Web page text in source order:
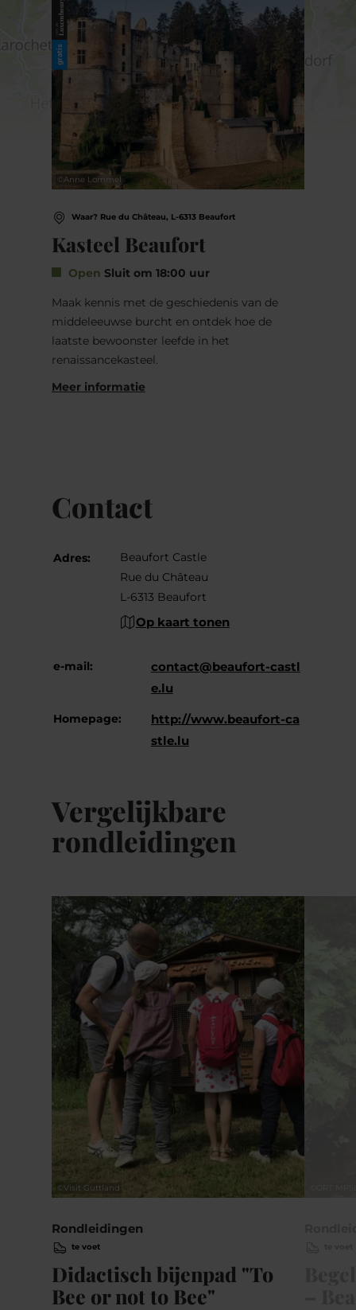
© Anne Lommel
gratis
met deLuxembourg
Waar? Rue du Château, L-6313 Beaufort
Kasteel Beaufort
Open Sluit om 18:00 uur
Maak kennis met de geschiedenis van de
middeleeuwse burcht en ontdek hoe de
laatste bewoonster leefde in het
renaissancekasteel.
Meer informatie
Contact
Adres:
Beaufort Castle
Rue du Château
L-6313 Beaufort
Op kaart tonen
e-mail:
contact@beaufort-castl
e.lu
Homepage:
http://www.beaufort-ca
stle.lu
Vergelijkbare
rondleidingen
© Visit Guttland
Rondleidingen
te voet
Didactisch bijenpad "To
Bee or not to Bee"